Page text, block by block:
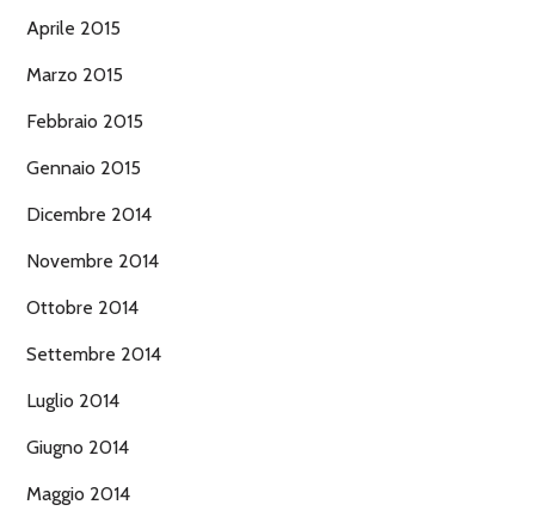
Aprile 2015
Marzo 2015
Febbraio 2015
Gennaio 2015
Dicembre 2014
Novembre 2014
Ottobre 2014
Settembre 2014
Luglio 2014
Giugno 2014
Maggio 2014